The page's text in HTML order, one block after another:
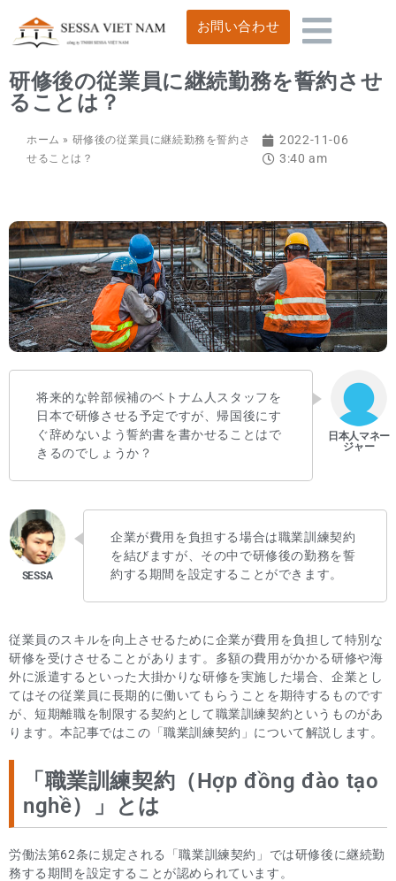
お問い合わせ
研修後の従業員に継続勤務を誓約させ
ることは？
ホーム » 研修後の従業員に継続勤務を誓約さ
せることは？
2022-11-06
3:40 am
将来的な幹部候補のベトナム人スタッフを
日本で研修させる予定ですが、帰国後にす
ぐ辞めないよう誓約書を書かせることはで
きるのでしょうか？
企業が費用を負担する場合は職業訓練契約
を結びますが、その中で研修後の勤務を誓
約する期間を設定することができます。
従業員のスキルを向上させるために企業が費用を負担して特別な
研修を受けさせることがあります。多額の費用がかかる研修や海
外に派遣するといった大掛かりな研修を実施した場合、企業とし
てはその従業員に長期的に働いてもらうことを期待するものです
が、短期離職を制限する契約として職業訓練契約というものがあ
ります。本記事ではこの「職業訓練契約」について解説します。
「職業訓練契約（Hợp đồng đào tạo
nghề）」とは
労働法第62条に規定される「職業訓練契約」では研修後に継続勤
務する期間を設定することが認められています。